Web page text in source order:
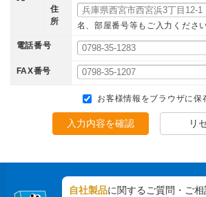
住
所
名、部屋番号等もご入力くださ
電話番号
FAX番号
お客様情報をブラウザに保
入力内容を確認 リ
自社製品に関するご質問・ご